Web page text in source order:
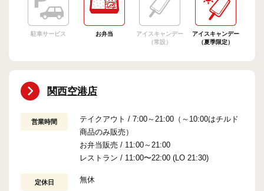
駐車サービス お弁当
アイスキャンデー
（常設）
アイスキャンデー
（夏季限定）
関西空港店
営業時間
テイクアウト / 7:00～21:00（～10:00はチルド
商品のみ販売）
お弁当販売 / 11:00～21:00
レストラン / 11:00〜22:00 (LO 21:30)
定休日 無休